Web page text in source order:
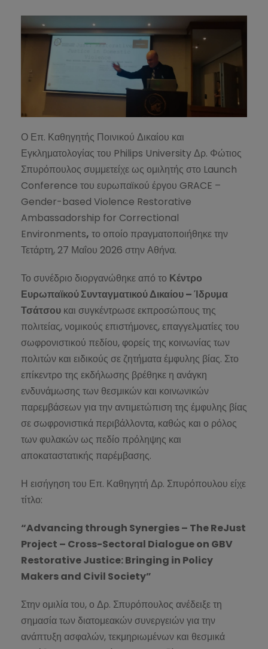
Ο Επ. Καθηγητής Ποινικού Δικαίου και
Εγκληματολογίας του Philips University Δρ. Φώτιος
Σπυρόπουλος συμμετείχε ως ομιλητής στο Launch
Conference του ευρωπαϊκού έργου GRACE –
Gender-based Violence Restorative
Ambassadorship for Correctional
Environments, το οποίο πραγματοποιήθηκε την
Τετάρτη, 27 Μαΐου 2026 στην Αθήνα.
Το συνέδριο διοργανώθηκε από το Κέντρο
Ευρωπαϊκού Συνταγματικού Δικαίου – Ίδρυμα
Τσάτσου και συγκέντρωσε εκπροσώπους της
πολιτείας, νομικούς επιστήμονες, επαγγελματίες του
σωφρονιστικού πεδίου, φορείς της κοινωνίας των
πολιτών και ειδικούς σε ζητήματα έμφυλης βίας. Στο
επίκεντρο της εκδήλωσης βρέθηκε η ανάγκη
ενδυνάμωσης των θεσμικών και κοινωνικών
παρεμβάσεων για την αντιμετώπιση της έμφυλης βίας
σε σωφρονιστικά περιβάλλοντα, καθώς και ο ρόλος
των φυλακών ως πεδίο πρόληψης και
αποκαταστατικής παρέμβασης.
Η εισήγηση του Επ. Καθηγητή Δρ. Σπυρόπουλου είχε
τίτλο:
“Advancing through Synergies – The ReJust
Project – Cross-Sectoral Dialogue on GBV
Restorative Justice: Bringing in Policy
Makers and Civil Society”
Στην ομιλία του, ο Δρ. Σπυρόπουλος ανέδειξε τη
σημασία των διατομεακών συνεργειών για την
ανάπτυξη ασφαλών, τεκμηριωμένων και θεσμικά